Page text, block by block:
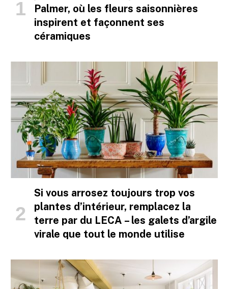
Palmer, où les fleurs saisonnières
inspirent et façonnent ses
céramiques
Si vous arrosez toujours trop vos
plantes d’intérieur, remplacez la
terre par du LECA – les galets d’argile
virale que tout le monde utilise